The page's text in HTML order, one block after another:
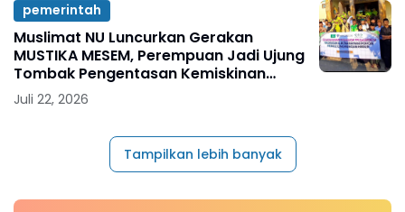
pemerintah
Muslimat NU Luncurkan Gerakan
MUSTIKA MESEM, Perempuan Jadi Ujung
Tombak Pengentasan Kemiskinan
Ekstrem
Juli 22, 2026
Tampilkan lebih banyak